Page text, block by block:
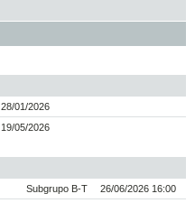
28/01/2026
19/05/2026
Subgrupo B-T
26/06/2026 16:00